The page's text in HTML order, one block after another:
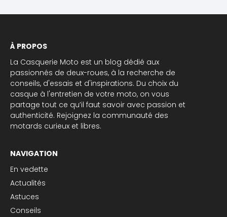
À PROPOS
La Casquerie Moto est un blog dédié aux
passionnés de deux-roues, à la recherche de
conseils, d'essais et d'inspirations. Du choix du
casque à l'entretien de votre moto, on vous
partage tout ce qu’il faut savoir avec passion et
authenticité. Rejoignez la communauté des
motards curieux et libres.
NAVIGATION
En vedette
Actualités
Astuces
Conseils